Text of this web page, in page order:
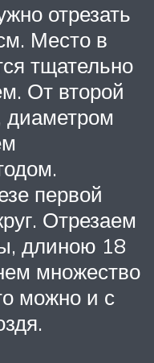
отрезать
Место в
тщательно
От второй
диаметром
первой
Отрезаем
длиною 18
множество
можно и с